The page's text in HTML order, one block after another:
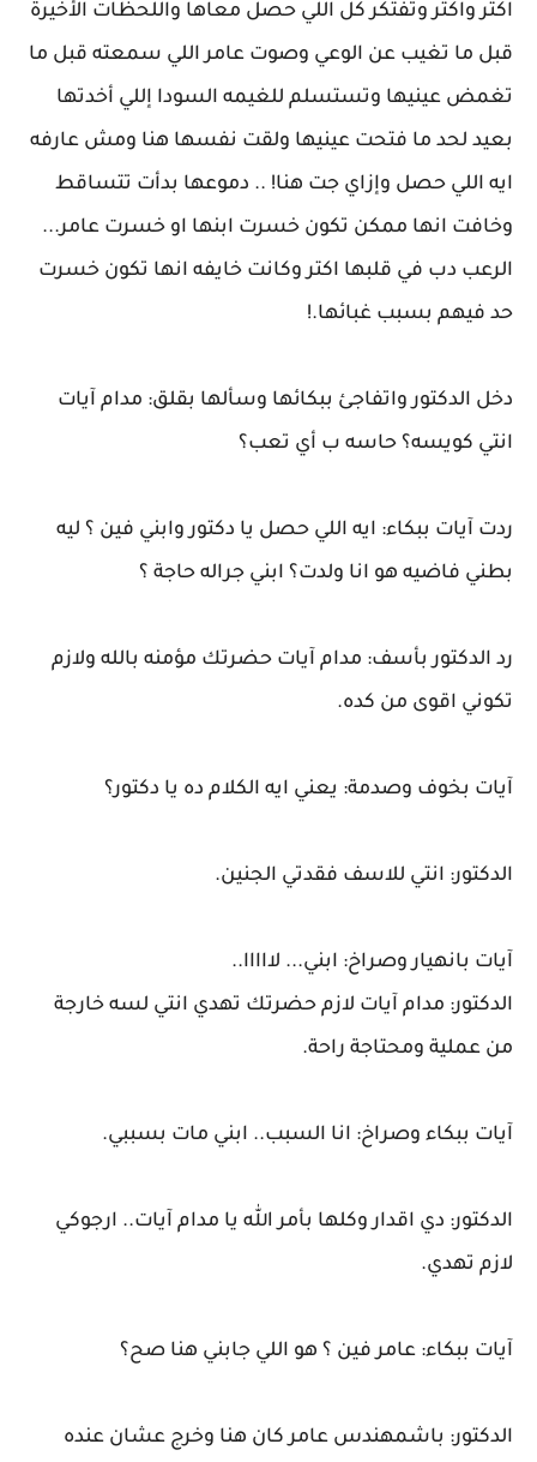
اكتر واكتر وتفتكر كل اللي حصل معاها واللحظات الأخيرة
قبل ما تغيب عن الوعي وصوت عامر اللي سمعته قبل ما
تغمض عينيها وتستسلم للغيمه السودا إللي أخدتها
بعيد لحد ما فتحت عينيها ولقت نفسها هنا ومش عارفه
ايه اللي حصل وإزاي جت هنا! .. دموعها بدأت تتساقط
وخافت انها ممكن تكون خسرت ابنها او خسرت عامر...
الرعب دب في قلبها اكتر وكانت خايفه انها تكون خسرت
حد فيهم بسبب غبائها.!
دخل الدكتور واتفاجئ ببكائها وسألها بقلق: مدام آيات
انتي كويسه؟ حاسه ب أي تعب؟
ردت آيات ببكاء: ايه اللي حصل يا دكتور وابني فين ؟ ليه
بطني فاضيه هو انا ولدت؟ ابني جراله حاجة ؟
رد الدكتور بأسف: مدام آيات حضرتك مؤمنه بالله ولازم
تكوني اقوى من كده.
آيات بخوف وصدمة: يعني ايه الكلام ده يا دكتور؟
الدكتور: انتي للاسف فقدتي الجنين.
آيات بانهيار وصراخ: ابني... لااااا..
الدكتور: مدام آيات لازم حضرتك تهدي انتي لسه خارجة
من عملية ومحتاجة راحة.
آيات ببكاء وصراخ: انا السبب.. ابني مات بسببي.
الدكتور: دي اقدار وكلها بأمر الله يا مدام آيات.. ارجوكي
لازم تهدي.
آيات ببكاء: عامر فين ؟ هو اللي جابني هنا صح؟
الدكتور: باشمهندس عامر كان هنا وخرج عشان عنده